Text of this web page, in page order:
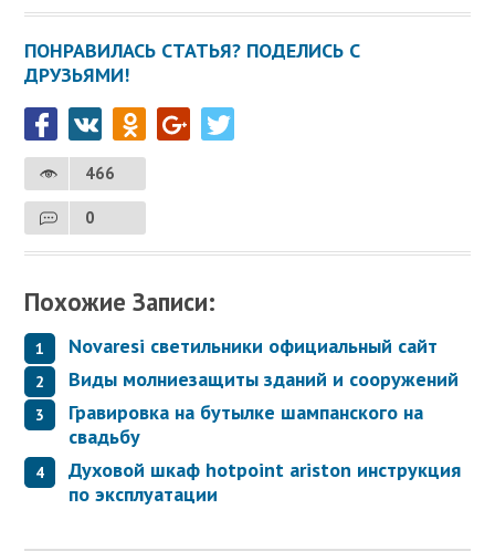
ПОНРАВИЛАСЬ СТАТЬЯ? ПОДЕЛИСЬ С
ДРУЗЬЯМИ!
466
0
Похожие Записи:
Novaresi светильники официальный сайт
Виды молниезащиты зданий и сооружений
Гравировка на бутылке шампанского на
свадьбу
Духовой шкаф hotpoint ariston инструкция
по эксплуатации